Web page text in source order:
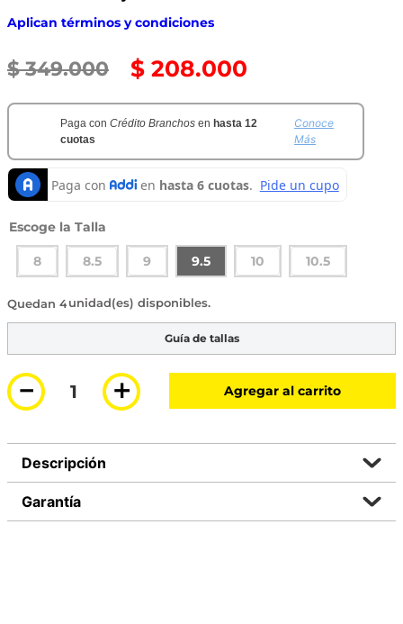
Aplican términos y condiciones
$ 349.000 $ 208.000
Paga con Crédito Branchos en hasta 12
cuotas
Conoce
Más
Talla
8 8.5 9 9.5 10 10.5
4 disponibles
Guía de tallas
＋
－ Agregar al carrito
Descripción
Garantía